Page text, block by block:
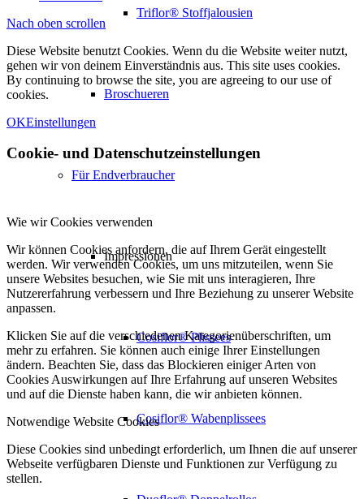
Triflor® Stoffjalousien
Broschueren
Für Endverbraucher
Impressionen
Cosiflor® Plissees
Cosiflor® Wabenplissees
Nach oben scrollen
Diese Website benutzt Cookies. Wenn du die Website weiter nutzt,
gehen wir von deinem Einverständnis aus. This site uses cookies.
By continuing to browse the site, you are agreeing to our use of
cookies.
OKEinstellungen
Cookie- und Datenschutzeinstellungen
Wie wir Cookies verwenden
Wir können Cookies anfordern, die auf Ihrem Gerät eingestellt
werden. Wir verwenden Cookies, um uns mitzuteilen, wenn Sie
unsere Websites besuchen, wie Sie mit uns interagieren, Ihre
Nutzererfahrung verbessern und Ihre Beziehung zu unserer Website
anpassen.
Klicken Sie auf die verschiedenen Kategorienüberschriften, um
mehr zu erfahren. Sie können auch einige Ihrer Einstellungen
ändern. Beachten Sie, dass das Blockieren einiger Arten von
Cookies Auswirkungen auf Ihre Erfahrung auf unseren Websites
und auf die Dienste haben kann, die wir anbieten können.
Notwendige Website Cookies
Diese Cookies sind unbedingt erforderlich, um Ihnen die auf unserer
Webseite verfügbaren Dienste und Funktionen zur Verfügung zu
stellen.